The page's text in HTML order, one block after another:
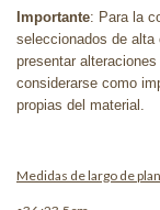
Importante: Para la
seleccionados de
presentar
considerarse como
propias del material.
Medidas de largo de